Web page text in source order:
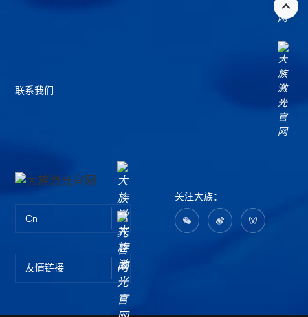
Cn
关注大族：
友情链接
联系我们